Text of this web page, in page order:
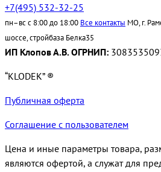
+7(495) 532-32-25
пн–вс с 8:00 до 18:00 Все контакты МО, г.
шоссе, стройбаза Белка35
ИП Клопов А.В. ОГРНИП:
“KLODEK” ®
Публичная оферта
Соглашение с пользователем
Цена и иные параметры товара,
являются офертой, а служат для